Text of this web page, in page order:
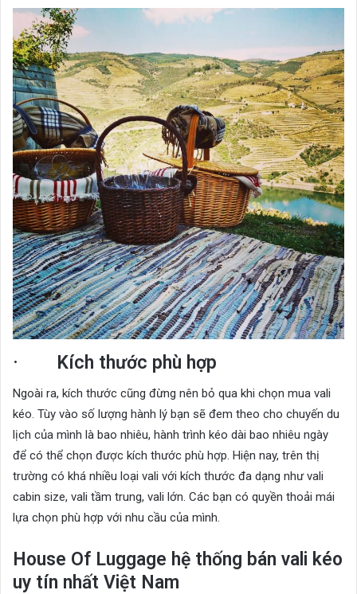
· Kích thước phù hợp
Ngoài ra, kích thước cũng đừng nên bỏ qua khi chọn mua vali
kéo. Tùy vào số lượng hành lý bạn sẽ đem theo cho chuyến du
lịch của mình là bao nhiêu, hành trình kéo dài bao nhiêu ngày
để có thể chọn được kích thước phù hợp. Hiện nay, trên thị
trường có khá nhiều loại vali với kích thước đa dạng như vali
cabin size, vali tầm trung, vali lớn. Các bạn có quyền thoải mái
lựa chọn phù hợp với nhu cầu của mình.
House Of Luggage hệ thống bán vali kéo
uy tín nhất Việt Nam